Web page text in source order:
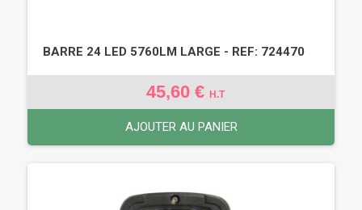
BARRE 24 LED 5760LM LARGE - REF: 724470
45,60 € H.T
AJOUTER AU PANIER